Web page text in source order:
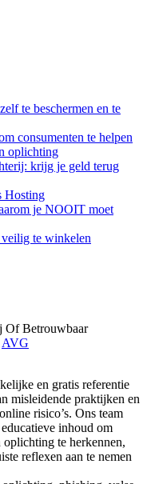
te beschermen en te
consumenten te helpen
oplichting
krijg je geld terug
Hosting
je NOOIT moet
te winkelen
Of Betrouwbaar
AVG
en gratis referentie
misleidende praktijken en
risico’s. Ons team
inhoud om
te herkennen,
reflexen aan te nemen